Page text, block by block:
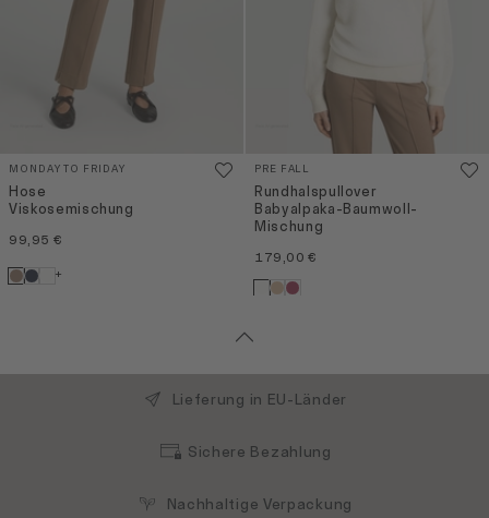
MONDAY TO FRIDAY
Hose
Viskosemischung
99,95 €
+
PRE FALL
Rundhalspullover
Babyalpaka-Baumwoll-
Mischung
179,00 €
Lieferung in EU-Länder
Sichere Bezahlung
Nachhaltige Verpackung